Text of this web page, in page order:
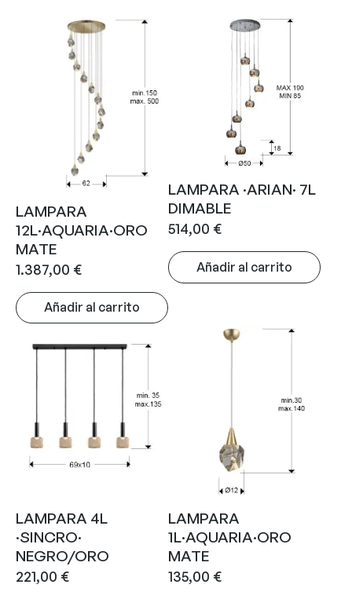
LAMPARA
12L·AQUARIA·ORO
MATE
1.387,00 €
Añadir al carrito
LAMPARA ·ARIAN· 7L
DIMABLE
514,00 €
Añadir al carrito
LAMPARA 4L
·SINCRO·
NEGRO/ORO
221,00 €
LAMPARA
1L·AQUARIA·ORO
MATE
135,00 €